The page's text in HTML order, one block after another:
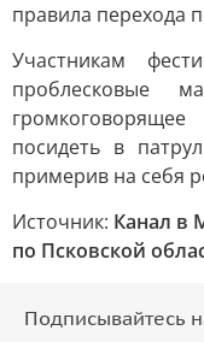
правила перехода
Участникам
проблесковые
посидеть в
примерив на себя
Источник: Канал в
по Псковской
Подписывайтесь